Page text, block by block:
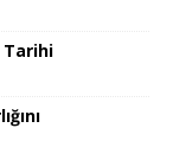
Tarihi